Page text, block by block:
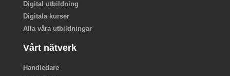
Digital utbildning
Digitala kurser
Alla våra utbildningar
Vårt nätverk
Handledare